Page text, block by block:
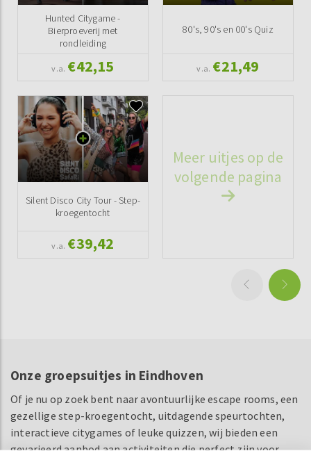
Hunted Citygame -
Bierproeverij met
rondleiding
v.a. €42,15
80's, 90's en 00's Quiz
v.a. €21,49
Silent Disco City Tour - Step-
kroegentocht
v.a. €39,42
Meer uitjes op de
volgende pagina
Onze groepsuitjes in Eindhoven
Of je nu op zoek bent naar avontuurlijke escape rooms, een
gezellige step-kroegentocht, uitdagende speurtochten,
interactieve citygames of leuke quizzen, wij bieden een
gevarieerd aanbod aan activiteiten die perfect zijn voor